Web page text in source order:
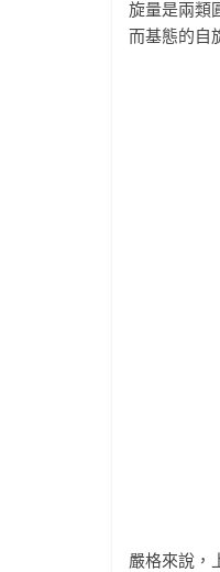
旋量是兩類
而基態的自
嚴格來說，